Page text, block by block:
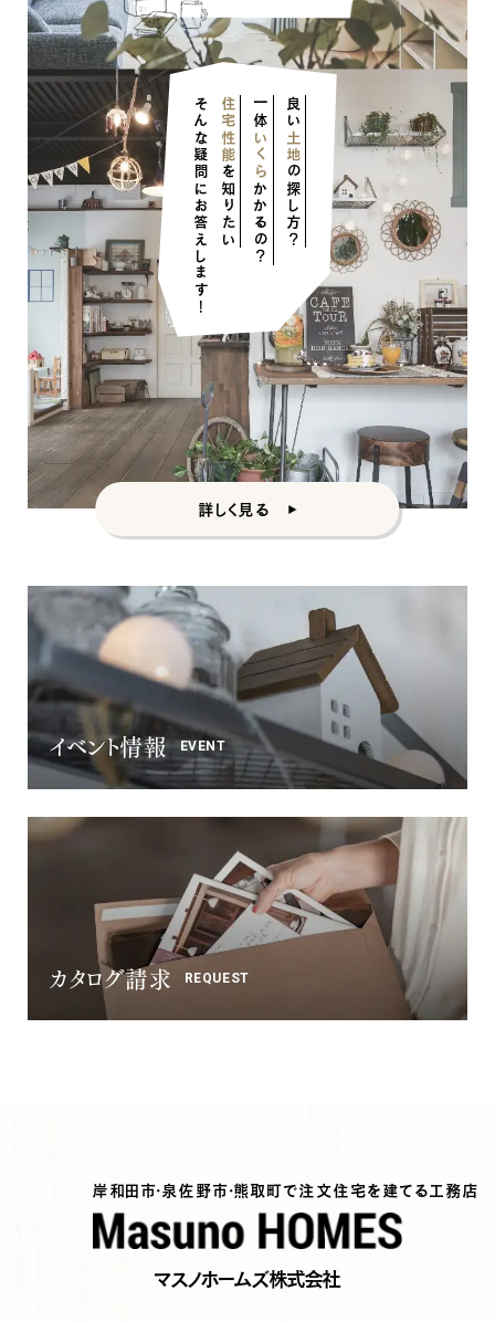
ナチュラル
ナチュラル
カントリー
ヴィンテージ
住宅性能
を知りたい
一体
いくら
かかるの？
良い
土地
の探し方？
そんな疑問にお答えします！
詳しく見る
イベント情報 EVENT
カタログ請求 REQUEST
岸和田市・泉佐野市・熊取町で注文住宅を建てる工務店
マスノホームズ株式会社